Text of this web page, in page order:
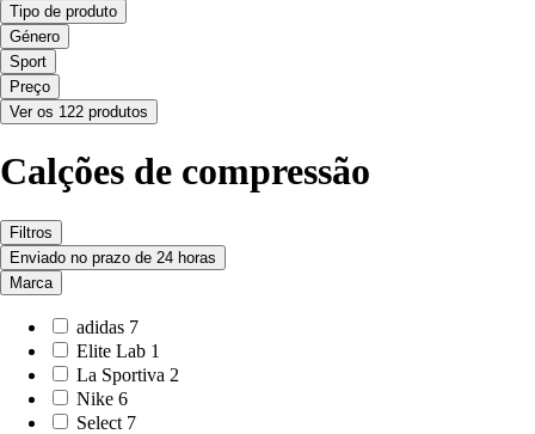
Tipo de produto
Género
Sport
Preço
Ver os 122 produtos
Calções de compressão
Filtros
Enviado no prazo de 24 horas
Marca
adidas 7
Elite Lab 1
La Sportiva 2
Nike 6
Select 7